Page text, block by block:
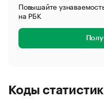
Повышайте
на РБК
Коды